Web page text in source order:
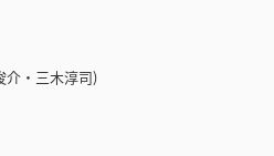
・三木淳司)